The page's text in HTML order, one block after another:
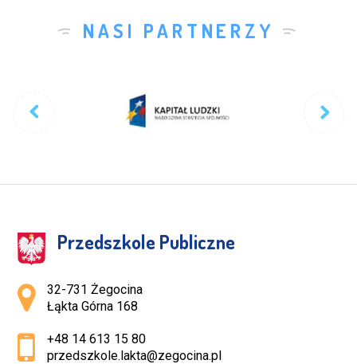
NASI PARTNERZY
Przedszkole Publiczne
Adres pocztowy:
32-731 Żegocina
Łąkta Górna 168
+48 14 613 15 80
przedszkole.lakta@zegocina.pl